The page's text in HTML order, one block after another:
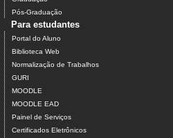
Pós-Graduação
Para estudantes
Portal do Aluno
Biblioteca Web
Normalização de Trabalhos
GURI
MOODLE
MOODLE EAD
Painel de Serviços
Certificados Eletrônicos